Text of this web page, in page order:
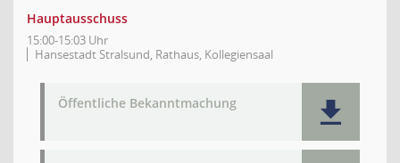
Hauptausschuss
15:00-15:03 Uhr
Hansestadt Stralsund, Rathaus, Kollegiensaal
Öffentliche Bekanntmachung